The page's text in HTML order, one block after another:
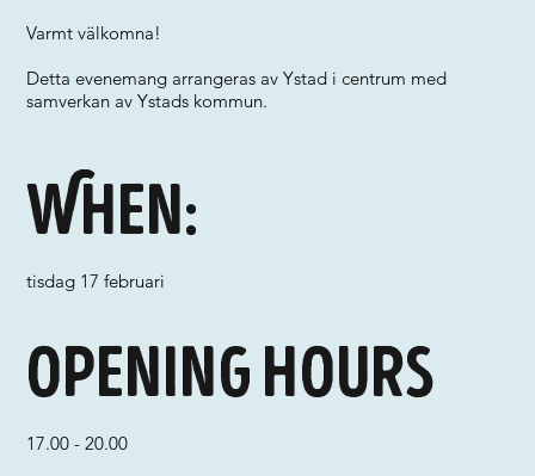
Varmt välkomna!
Detta evenemang arrangeras av Ystad i centrum med
samverkan av Ystads kommun.
When:
tisdag 17 februari
Opening hours
17.00 - 20.00